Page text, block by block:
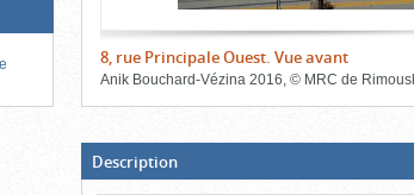
8, rue Principale Ouest. Vue avant
Anik Bouchard-Vézina 2016 © MRC de
bloc
d'onglets
Description(Boite
ouverte,